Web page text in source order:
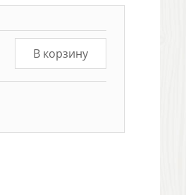
В корзину